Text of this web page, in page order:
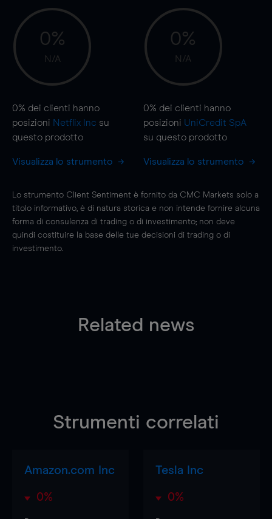
0%
N/A
0% dei clienti hanno
posizioni Netflix Inc su
questo prodotto
Visualizza lo strumento
0%
N/A
0% dei clienti hanno
posizioni UniCredit SpA
su questo prodotto
Visualizza lo strumento
Lo strumento Client Sentiment è fornito da CMC Markets solo a
titolo informativo, è di natura storica e non intende fornire alcuna
forma di consulenza di trading o di investimento; non deve
quindi costituire la base delle tue decisioni di trading o di
investimento.
Related news
Strumenti correlati
Amazon.com Inc
0%
Tesla Inc
0%